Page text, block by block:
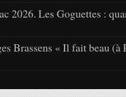
2026. Les Goguettes :
Brassens « Il fait beau (à